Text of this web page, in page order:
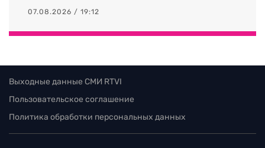
07.08.2026 / 19:12
Выходные данные СМИ RTVI
Пользовательское соглашение
Политика обработки персональных данных